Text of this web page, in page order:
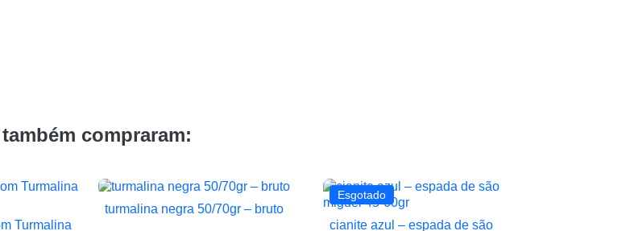
compraram:
Turmalina
 Vista rápida
turmalina negra 50/70gr – bruto
Esgotado
cianite azul – espada de são